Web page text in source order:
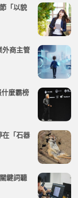
「以貌
外商主管
麼霸榜
在「石器
鍵詞聽